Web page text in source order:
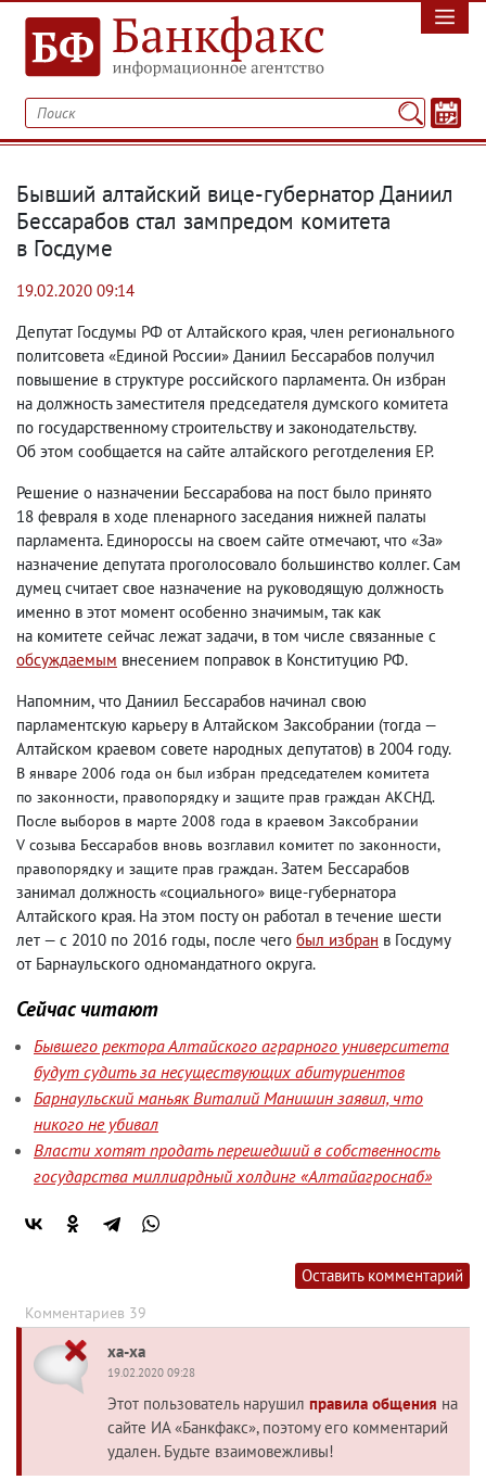
Бывший алтайский вице-губернатор Даниил
Бессарабов стал зампредом комитета
в Госдуме
19.02.2020 09:14
Депутат Госдумы РФ от Алтайского края, член регионального
политсовета «Единой России» Даниил Бессарабов получил
повышение в структуре российского парламента. Он избран
на должность заместителя председателя думского комитета
по государственному строительству и законодательству.
Об этом сообщается на сайте алтайского реготделения ЕР.
Решение о назначении Бессарабова на пост было принято
18 февраля в ходе пленарного заседания нижней палаты
парламента. Единороссы на своем сайте отмечают, что «За»
назначение депутата проголосовало большинство коллег. Сам
думец считает свое назначение на руководящую должность
именно в этот момент особенно значимым, так как
на комитете сейчас лежат задачи, в том числе связанные с
обсуждаемым внесением поправок в Конституцию РФ.
Напомним, что Даниил Бессарабов начинал свою
парламентскую карьеру в Алтайском Заксобрании (тогда —
Алтайском краевом совете народных депутатов) в 2004 году.
В январе 2006 года он был избран председателем комитета
по законности, правопорядку и защите прав граждан АКСНД.
После выборов в марте 2008 года в краевом Заксобрании
V созыва Бессарабов вновь возглавил комитет по законности,
правопорядку и защите прав граждан.Затем Бессарабов
занимал должность «социального» вице-губернатора
Алтайского края. На этом посту он работал в течение шести
лет — с 2010 по 2016 годы, после чего был избран в Госдуму
от Барнаульского одномандатного округа.
Сейчас читают
Бывшего ректора Алтайского аграрного университета
будут судить за несуществующих абитуриентов
Барнаульский маньяк Виталий Манишин заявил, что
никого не убивал
Власти хотят продать перешедший в собственность
государства миллиардный холдинг «Алтайагроснаб»
Оставить комментарий
Комментариев 39
ха-ха
19.02.2020 09:28
Этот пользователь нарушил правила общения на
сайте ИА «Банкфакс», поэтому его комментарий
удален. Будьте взаимовежливы!